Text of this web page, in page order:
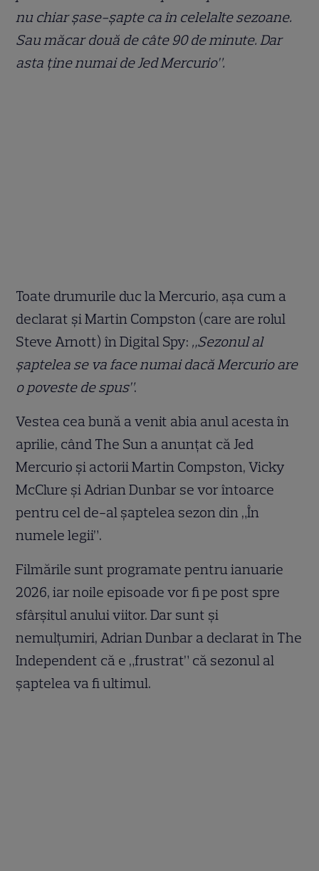
nu chiar șase-șapte ca în celelalte sezoane.
Sau măcar două de câte 90 de minute. Dar
asta ține numai de Jed Mercurio”.
Toate drumurile duc la Mercurio, așa cum a
declarat și Martin Compston (care are rolul
Steve Arnott) în Digital Spy: „Sezonul al
șaptelea se va face numai dacă Mercurio are
o poveste de spus”.
Vestea cea bună a venit abia anul acesta în
aprilie, când The Sun a anunțat că Jed
Mercurio și actorii Martin Compston, Vicky
McClure și Adrian Dunbar se vor întoarce
pentru cel de-al șaptelea sezon din „În
numele legii”.
Filmările sunt programate pentru ianuarie
2026, iar noile episoade vor fi pe post spre
sfârșitul anului viitor. Dar sunt și
nemulțumiri, Adrian Dunbar a declarat în The
Independent că e „frustrat” că sezonul al
șaptelea va fi ultimul.